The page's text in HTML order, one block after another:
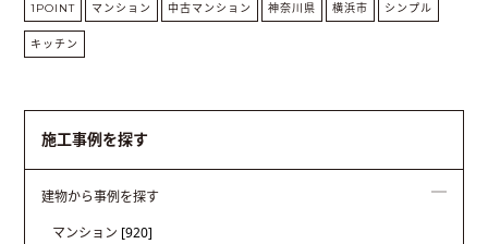
1POINT マンション 中古マンション 神奈川県 横浜市 シンプル
キッチン
施工事例を探す
建物から事例を探す
マンション [920]